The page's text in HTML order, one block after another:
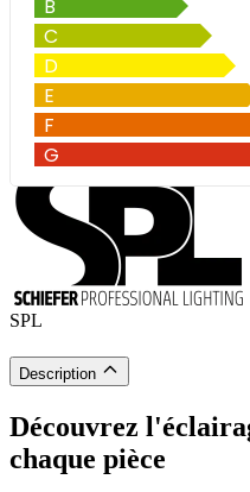
SPL
Description
Découvrez
chaque pièce